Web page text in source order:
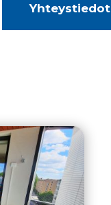
Yhteystiedot